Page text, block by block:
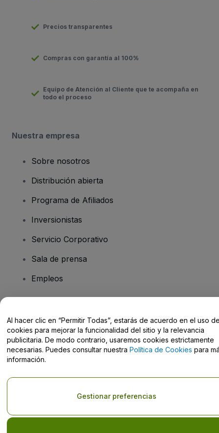
Precios transparentes
Compras con garantía al 100%
Equipo de Atención al Cliente que te acompaña en
todo el proceso
Nuestra empresa
Sobre nosotros
Distribución abierta
Programa de Afiliados
Inversionistas
Servicio Corporativo
Sala de prensa
Empleos
Centro de Ayuda / Contacto
Derechos reservados © viagogo GmbH 2026 Datos de la Empresa
El uso de este sitio web constituye la aceptación de los
y de laPolítica de Privacidad para Móviles
Al hacer clic en “Permitir Todas”, estarás de acuerdo en el uso
cookies para mejorar la funcionalidad del sitio y la relevancia
publicitaria. De modo contrario, usaremos cookies estrictamente
necesarias. Puedes consultar nuestra Política de Cookies para
información.
Gestionar preferencias